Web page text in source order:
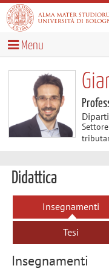
Menu
Didattica
Insegnamenti
Tesi
Insegnamenti